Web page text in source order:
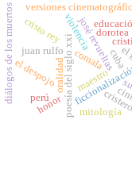
poesía del siglo xxi
oralidad
violencia
josé revueltas
el despojo
versiones
el
juan rulfo
cristo rey dorotea
diálogos de los muertos comala
maestro
mitología
honor
perú
cuba